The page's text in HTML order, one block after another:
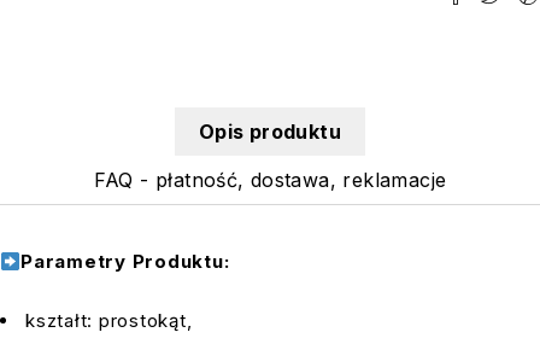
Opis produktu
FAQ - płatność, dostawa, reklamacje
Parametry Produktu:
kształt: prostokąt,